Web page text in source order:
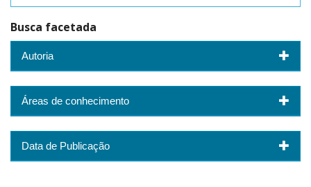
Busca facetada
Autoria
Áreas de conhecimento
Data de Publicação